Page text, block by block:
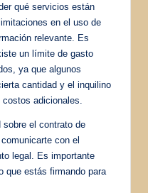
qué servicios están
en el uso de
relevante. Es
un límite de gasto
ya que algunos
cantidad y el inquilino
adicionales.
sobre el contrato de
con el
legal. Es importante
que estás firmando para